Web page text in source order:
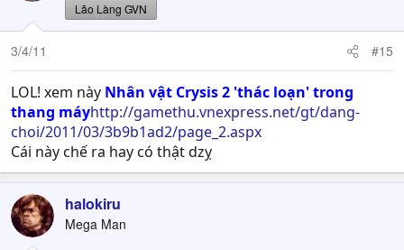
Lão Làng GVN
3/4/11 #15
LOL! xem này Nhân vật Crysis 2 'thác loạn' trong
thang máyhttp://gamethu.vnexpress.net/gt/dang-
choi/2011/03/3b9b1ad2/page_2.aspx
Cái này chế ra hay có thật dzỵ
halokiru
Mega Man